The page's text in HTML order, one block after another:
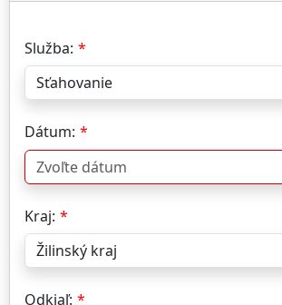
Služba:
Dátum:
Kraj:
Odkiaľ: